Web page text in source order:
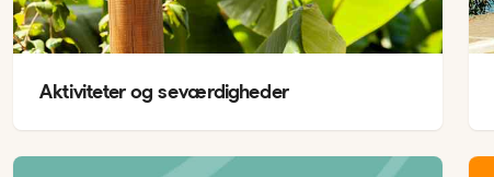
Aktiviteter og seværdigheder